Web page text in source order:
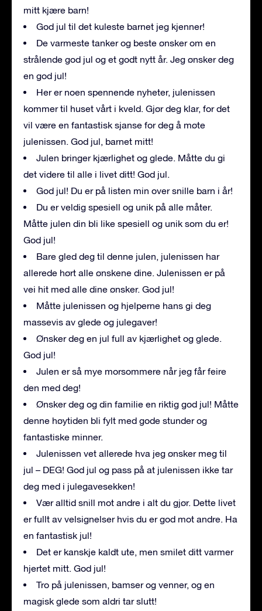
mitt kjære barn!
God jul til det kuleste barnet jeg kjenner!
De varmeste tanker og beste ønsker om en
strålende god jul og et godt nytt år. Jeg ønsker deg
en god jul!
Her er noen spennende nyheter, julenissen
kommer til huset vårt i kveld. Gjør deg klar, for det
vil være en fantastisk sjanse for deg å møte
julenissen. God jul, barnet mitt!
Julen bringer kjærlighet og glede. Måtte du gi
det videre til alle i livet ditt! God jul.
God jul! Du er på listen min over snille barn i år!
Du er veldig spesiell og unik på alle måter.
Måtte julen din bli like spesiell og unik som du er!
God jul!
Bare gled deg til denne julen, julenissen har
allerede hørt alle ønskene dine. Julenissen er på
vei hit med alle dine ønsker. God jul!
Måtte julenissen og hjelperne hans gi deg
massevis av glede og julegaver!
Ønsker deg en jul full av kjærlighet og glede.
God jul!
Julen er så mye morsommere når jeg får feire
den med deg!
Ønsker deg og din familie en riktig god jul! Måtte
denne høytiden bli fylt med gode stunder og
fantastiske minner.
Julenissen vet allerede hva jeg ønsker meg til
jul – DEG! God jul og pass på at julenissen ikke tar
deg med i julegavesekken!
Vær alltid snill mot andre i alt du gjør. Dette livet
er fullt av velsignelser hvis du er god mot andre. Ha
en fantastisk jul!
Det er kanskje kaldt ute, men smilet ditt varmer
hjertet mitt. God jul!
Tro på julenissen, bamser og venner, og en
magisk glede som aldri tar slutt!